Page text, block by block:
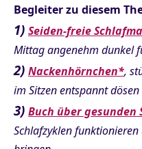
Begleiter zu diesem
1) Seiden-freie
Mittag angenehm dunkel
2) Nackenhörnchen*,
im Sitzen entspannt
3) Buch über gesunden
Schlafzyklen